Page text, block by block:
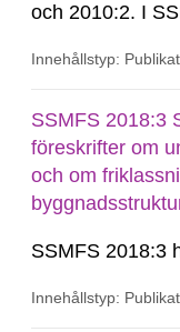
och 2010:2. I
SSMFS
Innehållstyp:
SSMFS 2018:3
föreskrifter om
och om
SSMFS 2018:3
Innehållstyp: